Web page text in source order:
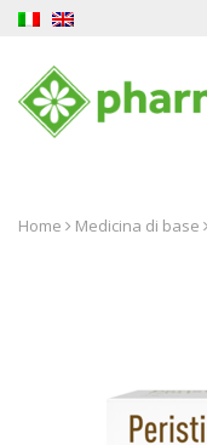
Home Medicina di base